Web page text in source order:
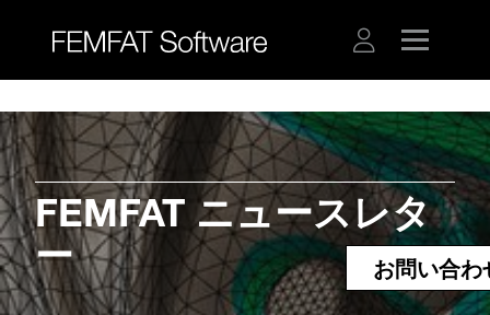
お問い合
FEMFAT ニュースレタ
ー